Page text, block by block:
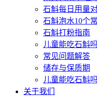
石斛每日用量
石斛泡水10个
石斛打粉指南
儿童能吃石斛
常见问题解答
储存与保质期
儿童能吃石斛吗
关于我们